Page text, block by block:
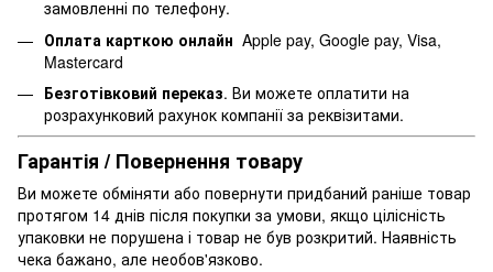
замовленні по телефону.
Оплата карткою онлайн Apple pay, Google pay, Visa,
Mastercard
Безготівковий переказ. Ви можете оплатити на
розрахунковий рахунок компанії за реквізитами.
Гарантія / Повернення товару
Ви можете обміняти або повернути придбаний раніше товар
протягом 14 днів після покупки за умови, якщо цілісність
упаковки не порушена і товар не був розкритий. Наявність
чека бажано, але необов'язково.